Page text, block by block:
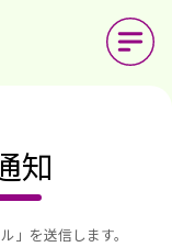
知
」を送信します。